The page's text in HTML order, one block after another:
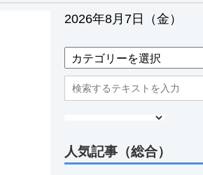
2026年8月7日（金）
人気記事（総合）